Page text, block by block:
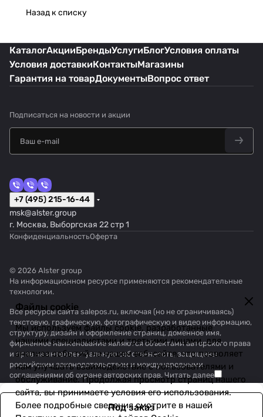
Назад к списку
Под заказ
Файлы cookie
Мы используем файлы cookie, разработанные
нашими специалистами и третьими лицами, для
анализа событий на нашем веб-сайте, что позволяет
нам улучшать взаимодействие с пользователями и
обслуживание. Продолжая просмотр страниц нашего
сайта, вы принимаете условия его использования.
Более подробные сведения смотрите в нашей
КаталогАкцииБрендыУслугиБлогУсловия оплаты
Условия доставкиКонтактыМагазины
Гарантия на товарДокументыВопрос ответ
Подписаться на новости и акции
+7 (495) 215-16-44
msk@alster.group
г. Москва, Выборгская 22 стр 1
КонфиденциальностьОферта
© 2026 Alster group
На информационном ресурсе применяются рекомендательные
технологии.
Все ресурсы сайта salepos.ru, включая (но не ограничиваясь)
текстовую, графическую, фотографическую и видео информацию,
структуру, дизайн и оформление страниц, доменное имя,
фирменное наименование являются объектами авторского права
и прав на интеллектуальную собственность, защищены
российским законодательством и международными
соглашениями об охране авторских прав. Читать далее